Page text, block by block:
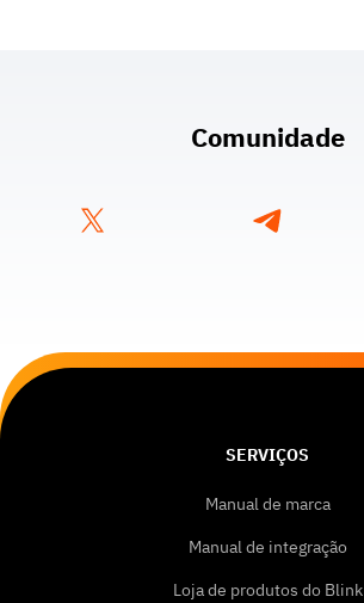
Comunidade
SERVIÇOS
Manual de marca
Manual de integração
Loja de produtos do Blink